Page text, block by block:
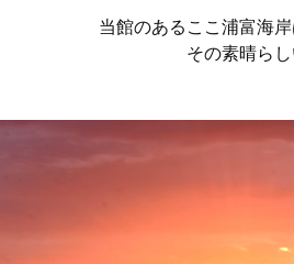
当館のあるここ浦富海
その素晴ら